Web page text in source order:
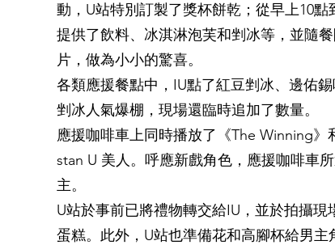
動，U站特別訂製了獎杯餅乾；從早上10點
提供了飲料、冰淇淋泡芙和剉冰等，並隨
片，做為小小的驚喜。
各類應援餐點中，IU點了紅豆剉冰、邊佑
剉冰人氣爆棚，現場還臨時追加了數量。
應援咖啡車上同時播放了《The Winning》
stan U 美人。呼應新戲角色，應援咖啡車
主。
U站於事前已將禮物轉交給IU，並於拍攝
蛋糕。此外，U站也準備花和高腳杯給男